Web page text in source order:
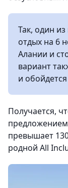
Так, один
отдых на 6
Алании и
вариант
и
Получается,
превышает
родной All